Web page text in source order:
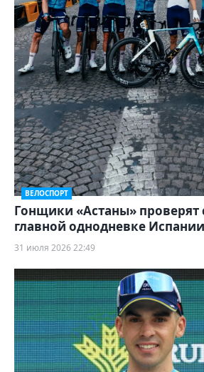
ВЕЛОСПОРТ
Гонщики «Астаны» проверят
главной однодневке Испании
31 июля 2026 22:49